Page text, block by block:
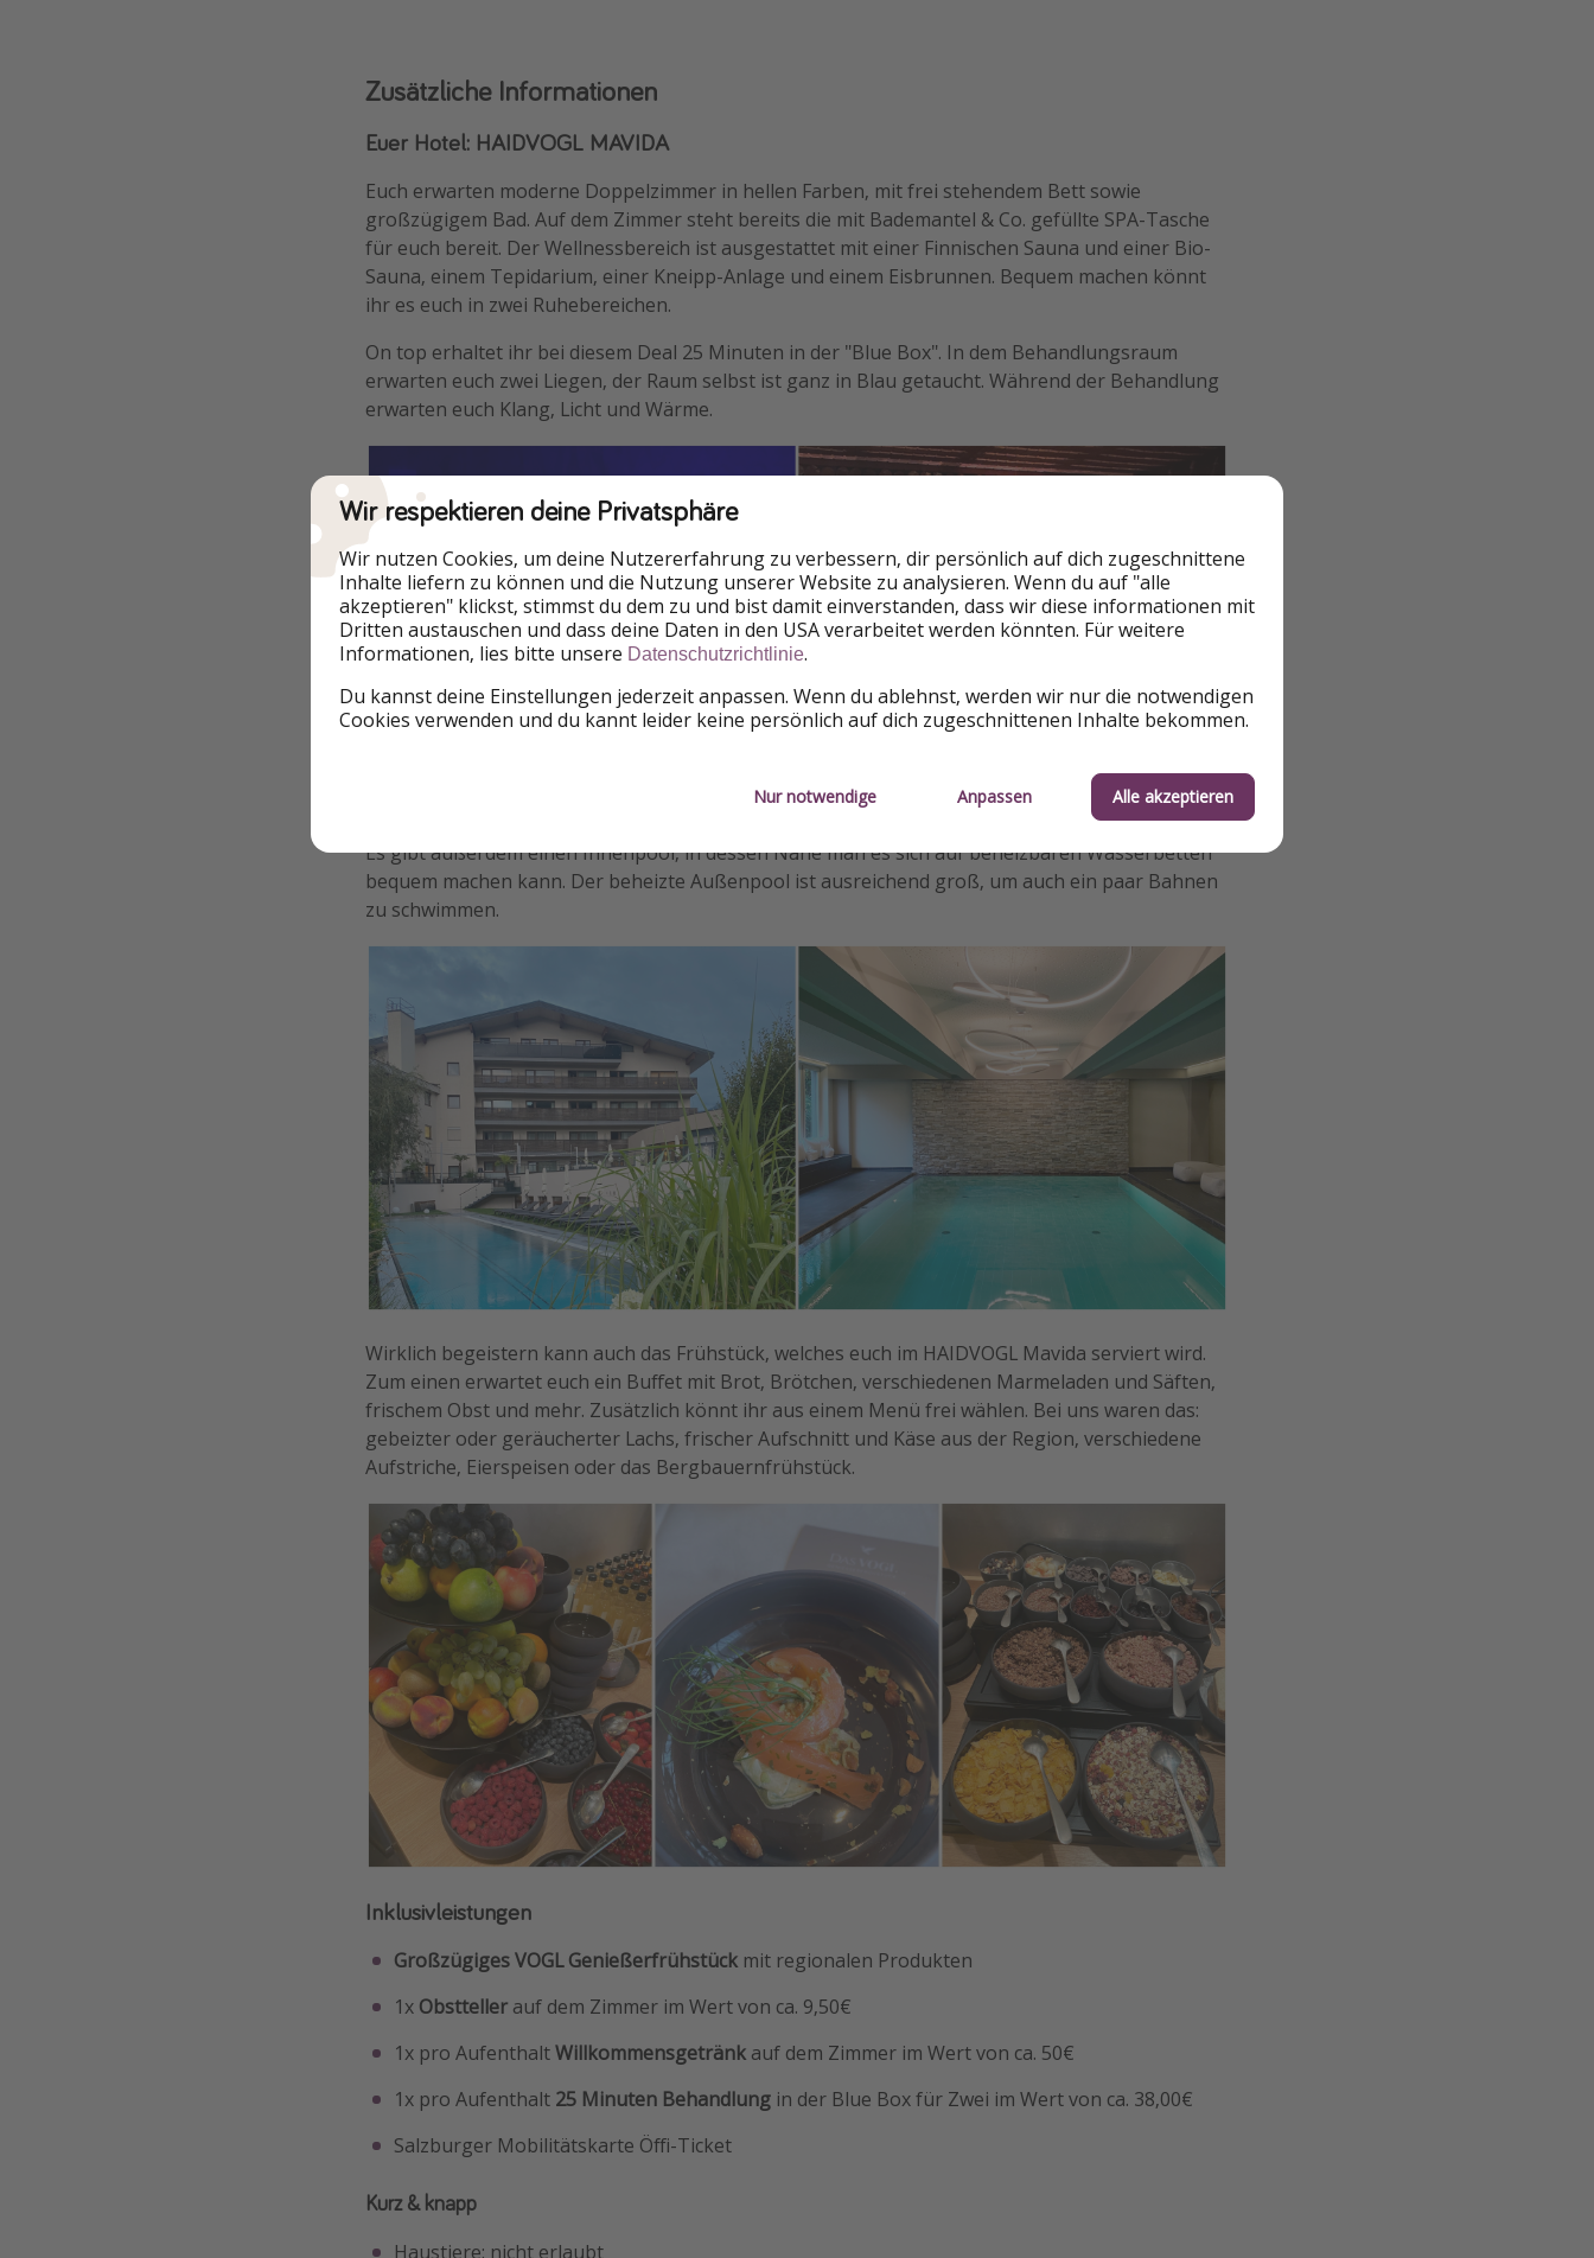
Zusätzliche Informationen
Euer Hotel: HAIDVOGL MAVIDA
Euch erwarten moderne Doppelzimmer in hellen Farben, mit frei stehendem Bett sowie
großzügigem Bad. Auf dem Zimmer steht bereits die mit Bademantel & Co. gefüllte SPA-Tasche
für euch bereit. Der Wellnessbereich ist ausgestattet mit einer Finnischen Sauna und einer Bio-
Sauna, einem Tepidarium, einer Kneipp-Anlage und einem Eisbrunnen. Bequem machen könnt
ihr es euch in zwei Ruhebereichen.
On top erhaltet ihr bei diesem Deal 25 Minuten in der "Blue Box". In dem Behandlungsraum
erwarten euch zwei Liegen, der Raum selbst ist ganz in Blau getaucht. Während der Behandlung
erwarten euch Klang, Licht und Wärme.
Es gibt außerdem einen Innenpool, in dessen Nähe man es sich auf beheizbarenWasserbetten
bequem machen kann. Der beheizte Außenpool ist ausreichend groß, um auch ein paar Bahnen
zu schwimmen.
Wirklich begeistern kann auch das Frühstück, welches euch im HAIDVOGL Mavida serviert wird.
Zum einen erwartet euch ein Buffet mit Brot, Brötchen, verschiedenen Marmeladen und Säften,
frischem Obst und mehr. Zusätzlich könnt ihr aus einem Menü frei wählen. Bei uns waren das:
gebeizter oder geräucherter Lachs, frischer Aufschnitt und Käse aus der Region, verschiedene
Aufstriche, Eierspeisen oder das Bergbauernfrühstück.
Inklusivleistungen
Großzügiges VOGL Genießerfrühstück mit regionalen Produkten
1x Obstteller auf dem Zimmer im Wert von ca. 9,50€
1x pro AufenthaltWillkommensgetränk auf dem Zimmer im Wert von ca. 50€
1x pro Aufenthalt 25 Minuten Behandlung in der Blue Box für Zwei im Wert von ca. 38,00€
Salzburger Mobilitätskarte Öffi-Ticket
Kurz & knapp
Haustiere: nicht erlaubt
Wir respektieren deine Privatsphäre
Wir nutzen Cookies, um deine Nutzererfahrung zu verbessern, dir persönlich auf dich zugeschnittene
Inhalte liefern zu können und die Nutzung unserer Website zu analysieren. Wenn du auf "alle
akzeptieren" klickst, stimmst du dem zu und bist damit einverstanden, dass wir diese informationen mit
Dritten austauschen und dass deine Daten in den USA verarbeitet werden könnten. Für weitere
Informationen, lies bitte unsere Datenschutzrichtlinie.
Du kannst deine Einstellungen jederzeit anpassen. Wenn du ablehnst, werden wir nur die notwendigen
Cookies verwenden und du kannt leider keine persönlich auf dich zugeschnittenen Inhalte bekommen.
Nur notwendige Anpassen Alle akzeptieren